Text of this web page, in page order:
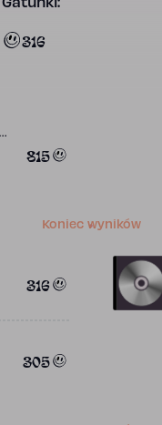
Gatunki:
316
815
Koniec wyników
316
305